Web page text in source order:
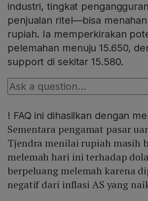
industri, tingkat
penjualan ritel—bisa
rupiah. Ia memperkirakan
pelemahan menuju 15.650,
support di sekitar 15.580.
! FAQ ini dihasilkan dengan
Sementara pengamat pasar
Tjendra menilai rupiah masih
melemah hari ini terhadap
berpeluang melemah karena
negatif dari inflasi AS yang